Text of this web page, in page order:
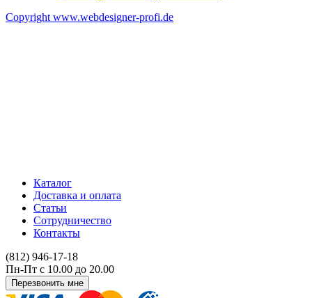
Copyright www.webdesigner-profi.de
Каталог
Доставка и оплата
Статьи
Сотрудничество
Контакты
(812) 946-17-18
Пн-Пт с 10.00 до 20.00
Перезвонить мне